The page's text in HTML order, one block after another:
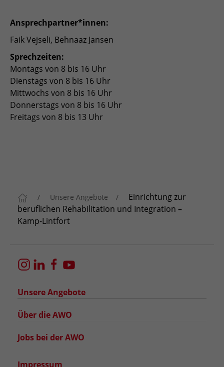
Ansprechpartner*innen:
Faik Vejseli, Behnaaz Jansen
Sprechzeiten:
Montags von 8 bis 16 Uhr
Dienstags von 8 bis 16 Uhr
Mittwochs von 8 bis 16 Uhr
Donnerstags von 8 bis 16 Uhr
Freitags von 8 bis 13 Uhr
Unsere Angebote
Einrichtung zur
beruflichen Rehabilitation und Integration –
Kamp-Lintfort
Unsere Angebote
Über die AWO
Jobs bei der AWO
Impressum